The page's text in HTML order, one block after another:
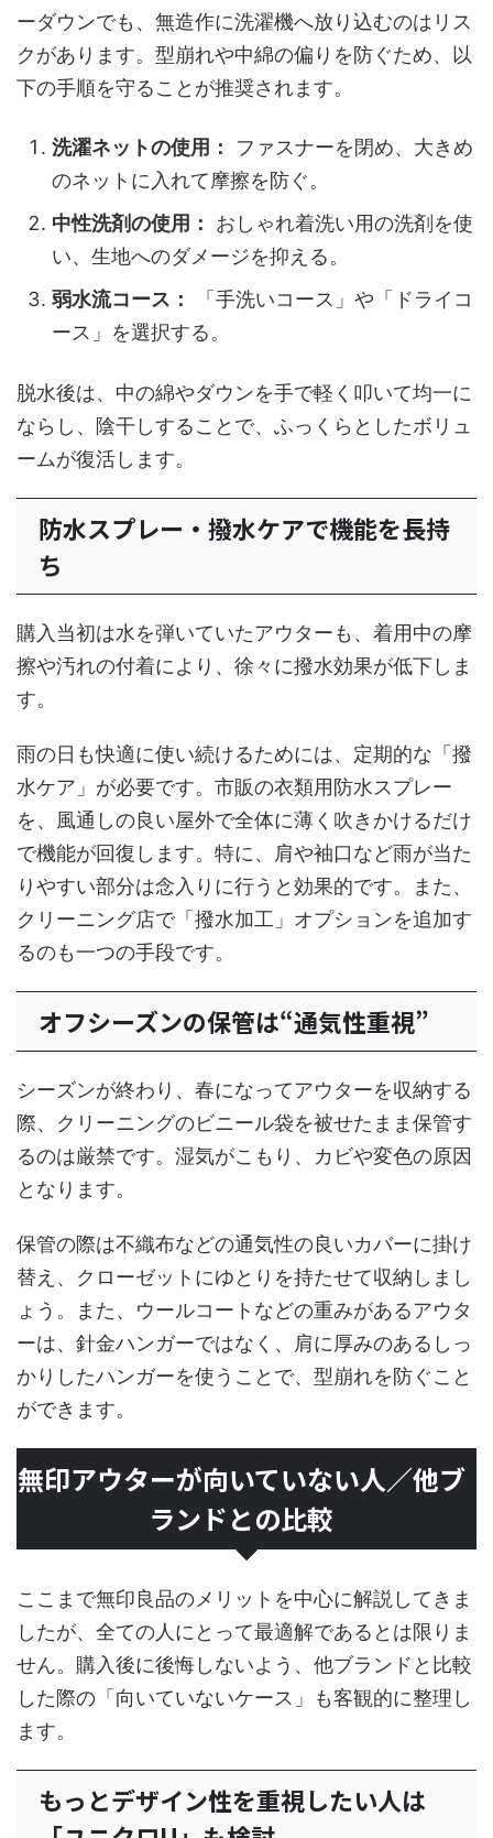
ーダウンでも、無造作に洗濯機へ放り込むのはリス
クがあります。型崩れや中綿の偏りを防ぐため、以
下の手順を守ることが推奨されます。
洗濯ネットの使用：
ファスナーを閉め、大きめ
のネットに入れて摩擦を防ぐ。
中性洗剤の使用：
おしゃれ着洗い用の洗剤を使
い、生地へのダメージを抑える。
弱水流コース：
「手洗いコース」や「ドライコ
ース」を選択する。
脱水後は、中の綿やダウンを手で軽く叩いて均一に
ならし、陰干しすることで、ふっくらとしたボリュ
ームが復活します。
防水スプレー・撥水ケアで機能を長持
ち
購入当初は水を弾いていたアウターも、着用中の摩
擦や汚れの付着により、徐々に撥水効果が低下しま
す。
雨の日も快適に使い続けるためには、定期的な「撥
水ケア」が必要です。市販の衣類用防水スプレー
を、風通しの良い屋外で全体に薄く吹きかけるだけ
で機能が回復します。特に、肩や袖口など雨が当た
りやすい部分は念入りに行うと効果的です。また、
クリーニング店で「撥水加工」オプションを追加す
るのも一つの手段です。
オフシーズンの保管は“通気性重視”
シーズンが終わり、春になってアウターを収納する
際、クリーニングのビニール袋を被せたまま保管す
るのは厳禁です。湿気がこもり、カビや変色の原因
となります。
保管の際は不織布などの通気性の良いカバーに掛け
替え、クローゼットにゆとりを持たせて収納しまし
ょう。また、ウールコートなどの重みがあるアウタ
ーは、針金ハンガーではなく、肩に厚みのあるしっ
かりしたハンガーを使うことで、型崩れを防ぐこと
ができます。
無印アウターが向いていない人／他ブ
ランドとの比較
ここまで無印良品のメリットを中心に解説してきま
したが、全ての人にとって最適解であるとは限りま
せん。購入後に後悔しないよう、他ブランドと比較
した際の「向いていないケース」も客観的に整理し
ます。
もっとデザイン性を重視したい人は